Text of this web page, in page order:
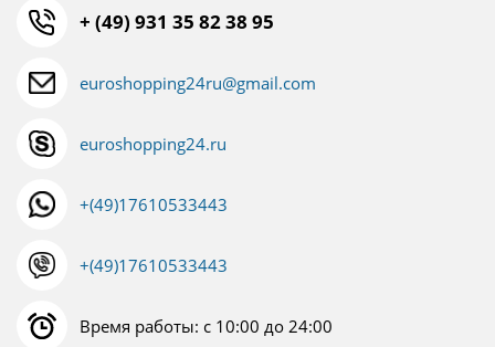
+ (49) 931 35 82 38 95
euroshopping24ru@gmail.com
euroshopping24.ru
+(49)17610533443
+(49)17610533443
Время работы: с 10:00 до 24:00